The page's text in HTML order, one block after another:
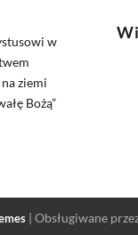
w
ziemi
Bożą”
| Obsługiwane